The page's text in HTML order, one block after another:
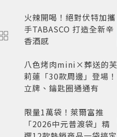
火辣開喝！絕對伏特加攜
手TABASCO 打造全新辛
香酒感
八色烤肉mini×葬送的芙
莉蓮「30款周邊」登場！
立牌、鑰匙圈通通有
限量1萬袋！萊爾富推
「2026中元普渡袋」精